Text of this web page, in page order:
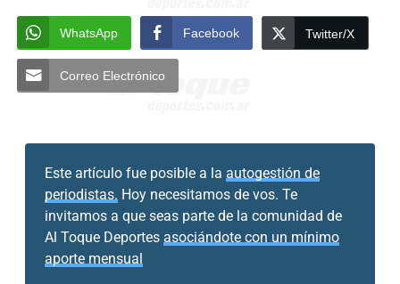
WhatsApp Facebook Twitter/X
Correo Electrónico
Este artículo fue posible a la autogestión de
periodistas. Hoy necesitamos de vos. Te
invitamos a que seas parte de la comunidad de
Al Toque Deportes asociándote con un mínimo
aporte mensual